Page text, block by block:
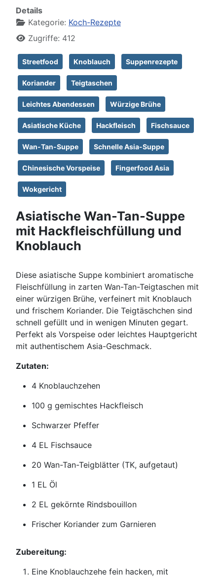
Details
Kategorie: Koch-Rezepte
Zugriffe: 412
Streetfood Knoblauch Suppenrezepte
Koriander Teigtaschen
Leichtes Abendessen Würzige Brühe
Asiatische Küche Hackfleisch Fischsauce
Wan-Tan-Suppe Schnelle Asia-Suppe
Chinesische Vorspeise Fingerfood Asia
Wokgericht
Asiatische Wan-Tan-Suppe
mit Hackfleischfüllung und
Knoblauch
Diese asiatische Suppe kombiniert aromatische
Fleischfüllung in zarten Wan-Tan-Teigtaschen mit
einer würzigen Brühe, verfeinert mit Knoblauch
und frischem Koriander. Die Teigtäschchen sind
schnell gefüllt und in wenigen Minuten gegart.
Perfekt als Vorspeise oder leichtes Hauptgericht
mit authentischem Asia-Geschmack.
Zutaten:
4 Knoblauchzehen
100 g gemischtes Hackfleisch
Schwarzer Pfeffer
4 EL Fischsauce
20 Wan-Tan-Teigblätter (TK, aufgetaut)
1 EL Öl
2 EL gekörnte Rindsbouillon
Frischer Koriander zum Garnieren
Zubereitung:
Eine Knoblauchzehe fein hacken, mit